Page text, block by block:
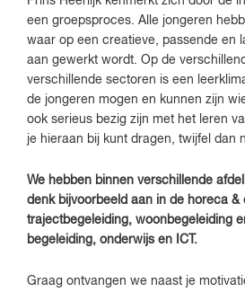
een groepsproces. Alle jongeren
waar op een creatieve, passende en
aan gewerkt wordt. Op de
verschillende sectoren is een
de jongeren mogen en kunnen zijn
ook serieus bezig zijn met het leren
je hieraan bij kunt dragen, twijfel dan
We hebben binnen verschillende
denk bijvoorbeeld aan in de horeca &
trajectbegeleiding, woonbegeleiding
begeleiding, onderwijs en ICT.
Graag ontvangen we naast je